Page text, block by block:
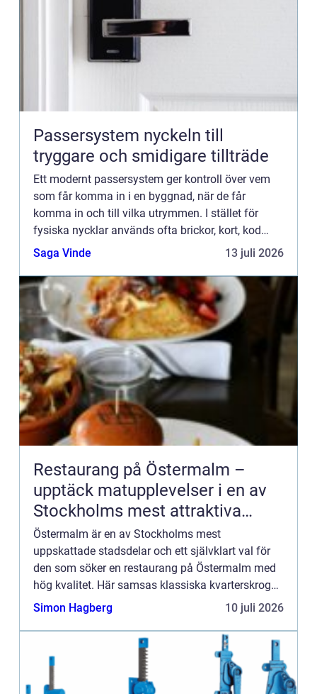
Passersystem nyckeln till
tryggare och smidigare tillträde
Ett modernt passersystem ger kontroll över vem
som får komma in i en byggnad, när de får
komma in och till vilka utrymmen. I stället för
fysiska nycklar används ofta brickor, kort, kod
eller mobil. För företag, bostadsrättsföreningar
Saga Vinde 13 juli 2026
Restaurang på Östermalm –
upptäck matupplevelser i en av
Stockholms mest attraktiva
stadsdelar
Östermalm är en av Stockholms mest
uppskattade stadsdelar och ett självklart val för
den som söker en restaurang på Östermalm med
hög kvalitet. Här samsas klassiska kvarterskrogar,
moderna bistros och exk...
Simon Hagberg 10 juli 2026